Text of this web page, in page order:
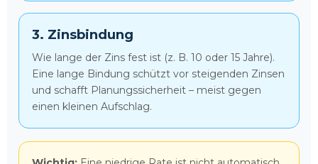
3. Zinsbindung
Wie lange der Zins fest ist (z. B. 10 oder 15 Jahre).
Eine lange Bindung schützt vor steigenden Zinsen
und schafft Planungssicherheit – meist gegen
einen kleinen Aufschlag.